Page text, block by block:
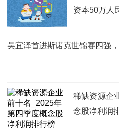
资本50万人
吴宜泽首进斯诺克世锦赛四强
稀缺资源企
念股净利润